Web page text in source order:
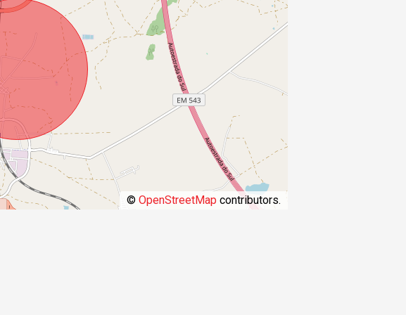
© OpenStreetMap contributors.